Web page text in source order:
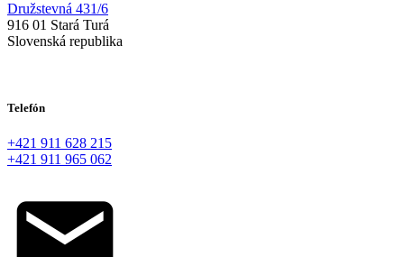
Družstevná 431/6
916 01 Stará Turá
Slovenská republika
Telefón
+421 911 628 215
+421 911 965 062